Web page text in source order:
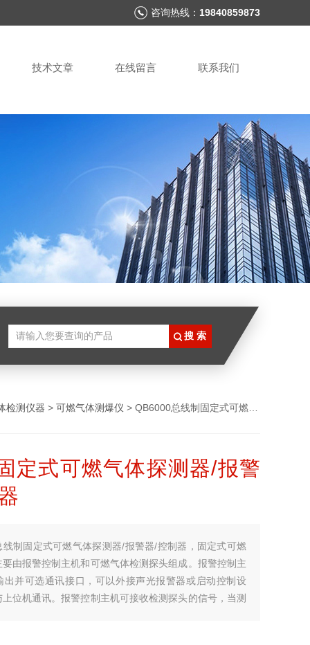
咨询热线： 19840859873
技术文章 在线留言 联系我们
检测仪器 > 可燃气体测爆仪 > QB6000总线制固定式可燃气体探测器/报警器/控制器
定式可燃气体探测器/报警
线制固定式可燃气体探测器/报警器/控制器，固定式可燃
由报警控制主机和可燃气体检测探头组成。报警控制主
出并可选通讯接口，可以外接声光报警器或启动控制设
位机通讯。报警控制主机可接收检测探头的信号，当测